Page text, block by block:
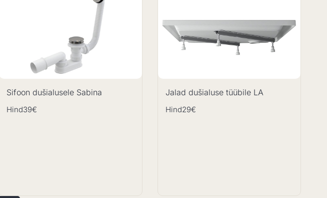
Sifoon dušialusele Sabina
Hind39€
Jalad dušialuse tüübile LA
Hind29€